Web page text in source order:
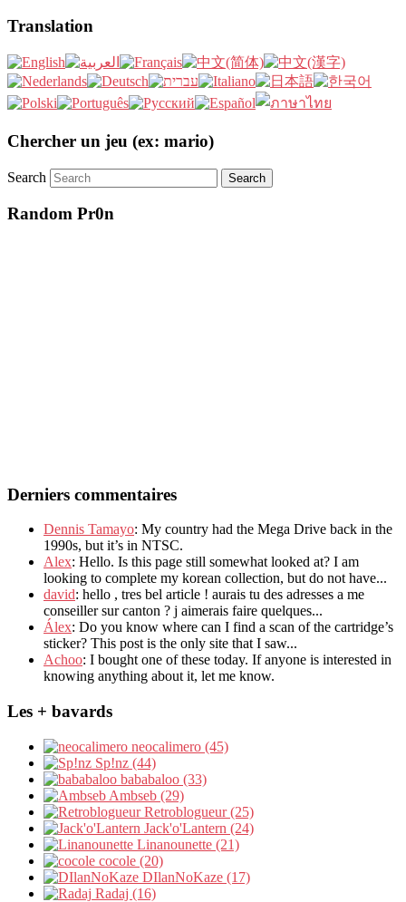
Translation
Chercher un jeu (ex: mario)
Search
Random Pr0n
Derniers commentaires
Dennis Tamayo: My country had the Mega Drive back in the
1990s, but it’s in NTSC.
Alex: Hello. Is this page still somewhat looked at? I am
looking to complete my korean collection, but do not have...
david: hello , tres bel article ! aurais tu des adresses a me
conseiller sur canton ? j aimerais faire quelques...
Álex: Do you know where can I find a scan of the cartridge’s
sticker? This post is the only site that I saw...
Achoo: I bought one of these today. If anyone is interested in
knowing anything about it, let me know.
Les + bavards
neocalimero (45)
Sp!nz (44)
bababaloo (33)
Ambseb (29)
Retroblogueur (25)
Jack'o'Lantern (24)
Linanounette (21)
cocole (20)
DIlanNoKaze (17)
Radaj (16)